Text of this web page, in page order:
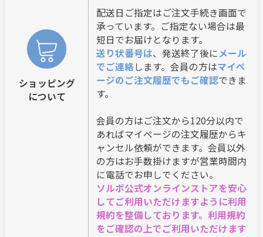
ショッピング
について
配送日ご指定はご注文手続き画面で
承っています。ご指定ない場合は最
短日でお届けとなります。
送り状番号は、発送終了後にメール
でご連絡します。会員の方はマイペ
ージのご注文履歴でもご確認できま
す。
会員の方はご注文から120分以内で
あればマイページの注文履歴からキ
ャンセル依頼ができます。会員以外
の方はお手数掛けますが営業時間内
に電話でお申しでください。
ソルボ公式オンラインストアを安心
してご利用いただけますように利用
規約を整備しております。利用規約
をご確認の上でご利用いただけます